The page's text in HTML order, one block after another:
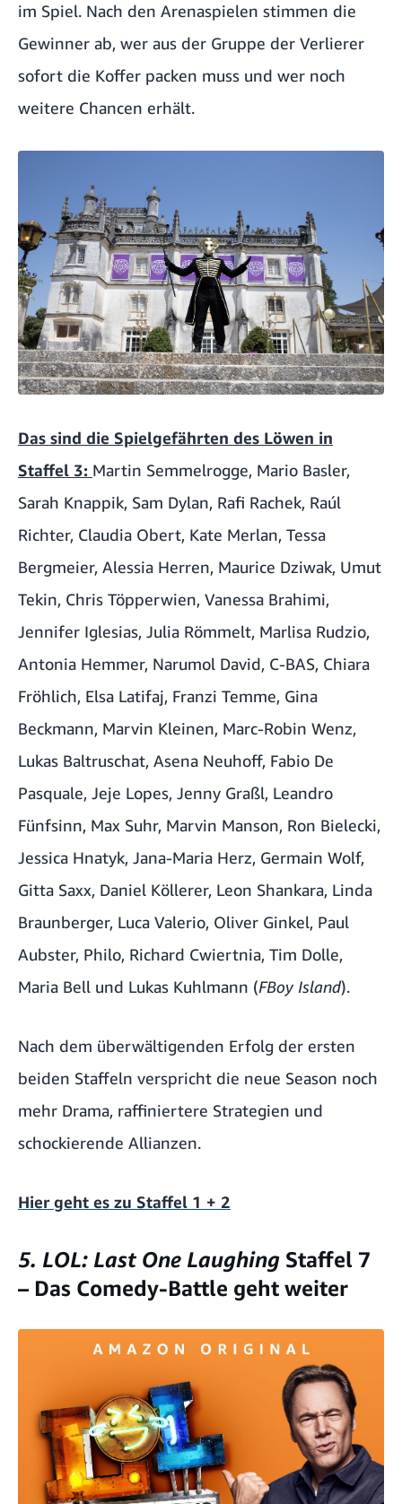
im Spiel. Nach den Arenaspielen stimmen die
Gewinner ab, wer aus der Gruppe der Verlierer
sofort die Koffer packen muss und wer noch
weitere Chancen erhält.
Das sind die Spielgefährten des Löwen in
Staffel 3: Martin Semmelrogge, Mario Basler,
Sarah Knappik, Sam Dylan, Rafi Rachek, Raúl
Richter, Claudia Obert, Kate Merlan, Tessa
Bergmeier, Alessia Herren, Maurice Dziwak, Umut
Tekin, Chris Töpperwien, Vanessa Brahimi,
Jennifer Iglesias, Julia Römmelt, Marlisa Rudzio,
Antonia Hemmer, Narumol David, C-BAS, Chiara
Fröhlich, Elsa Latifaj, Franzi Temme, Gina
Beckmann, Marvin Kleinen, Marc-Robin Wenz,
Lukas Baltruschat, Asena Neuhoff, Fabio De
Pasquale, Jeje Lopes, Jenny Graßl, Leandro
Fünfsinn, Max Suhr, Marvin Manson, Ron Bielecki,
Jessica Hnatyk, Jana-Maria Herz, Germain Wolf,
Gitta Saxx, Daniel Köllerer, Leon Shankara, Linda
Braunberger, Luca Valerio, Oliver Ginkel, Paul
Aubster, Philo, Richard Cwiertnia, Tim Dolle,
Maria Bell und Lukas Kuhlmann (FBoy Island).
Nach dem überwältigenden Erfolg der ersten
beiden Staffeln verspricht die neue Season noch
mehr Drama, raffiniertere Strategien und
schockierende Allianzen.
Hier geht es zu Staffel 1 + 2
5. LOL: Last One Laughing Staffel 7
– Das Comedy-Battle geht weiter